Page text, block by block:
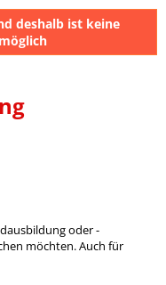
deshalb ist keine
oder -
möchten. Auch für